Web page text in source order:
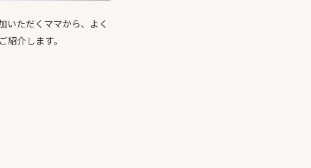
いただくママから、よく
介します。